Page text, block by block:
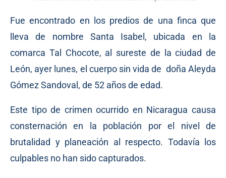
Fue encontrado en los predios de una finca que
lleva de nombre Santa Isabel, ubicada en la
comarca Tal Chocote, al sureste de la ciudad de
León, ayer lunes, el cuerpo sin vida de doña Aleyda
Gómez Sandoval, de 52 años de edad.
Este tipo de crimen ocurrido en Nicaragua causa
consternación en la población por el nivel de
brutalidad y planeación al respecto. Todavía los
culpables no han sido capturados.